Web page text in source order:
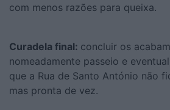
com menos razões para queixa.
Curadela final: concluir os
nomeadamente passeio e
que a Rua de Santo António não
mas pronta de vez.